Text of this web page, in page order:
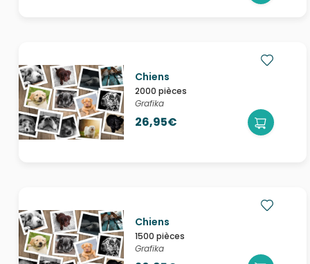
Chiens
2000 pièces
Grafika
26,95€
Chiens
1500 pièces
Grafika